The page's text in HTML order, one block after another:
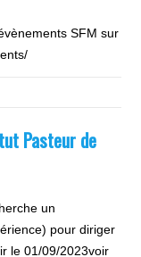
SFM sur
Pasteur de
un
pour diriger
le 01/09/2023voir